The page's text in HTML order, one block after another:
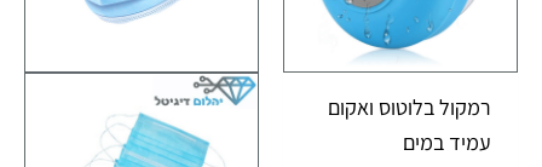
רמקול בלוטוס ואקום
עמיד במים